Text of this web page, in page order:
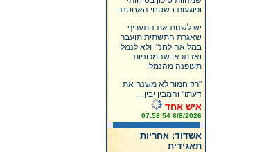
ופוגעות בשטחי האחסנה.
יש לשנות את התעריף
שאגרת התשתית תועבר
במלואה לחנ"י ולא לנמל
ואז תראו שהמכוניות
תעופנה מהנמל.
"רק חמור לא משנה את
דעתו" והמבין יבין....
איש אחד
6/8/2026 07:58:54
אשדוד: אחריות
תאגידית